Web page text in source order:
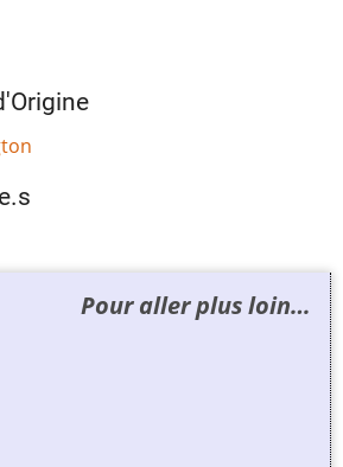
Pour aller plus loin…